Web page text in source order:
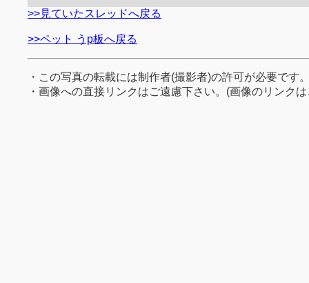
>>見ていたスレッドへ戻る
>>ペット うp板へ戻る
・この写真の転載には制作者(撮影者)の許可が必要です
・画像への直接リンクはご遠慮下さい。(画像のリンク